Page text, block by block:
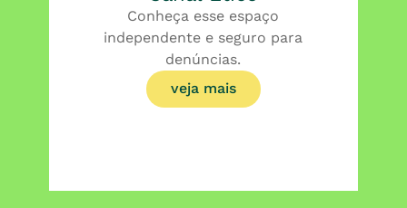
Conheça esse espaço
independente e seguro para
denúncias.
veja mais